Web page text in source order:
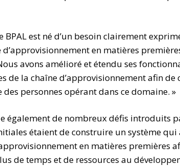
BPAL est né d’un besoin clairement
d’approvisionnement en matières
Nous avons amélioré et étendu ses
de la chaîne d’approvisionnement afin de
personnes opérant dans ce domaine. »
également de nombreux défis introduits
étaient de construire un système
en matières premières
de temps et de ressources au